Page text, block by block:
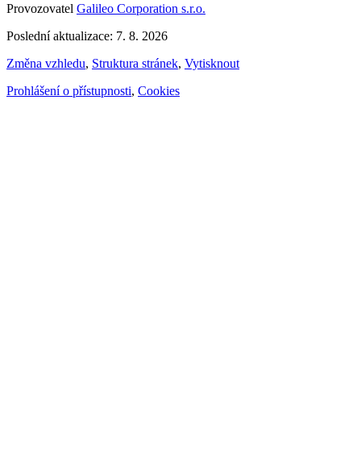
Provozovatel Galileo Corporation s.r.o.
Poslední aktualizace: 7. 8. 2026
Změna vzhledu, Struktura stránek, Vytisknout
Prohlášení o přístupnosti, Cookies